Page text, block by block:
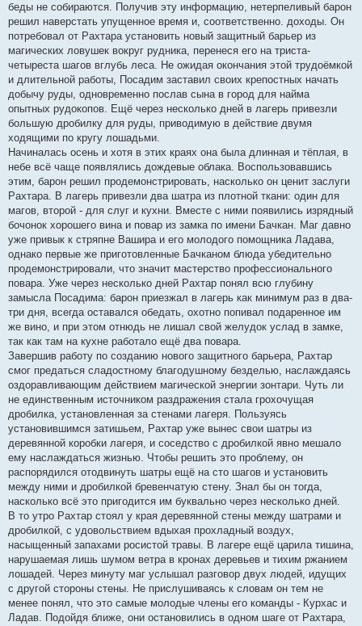
беды не собираются. Получив эту информацию, нетерпеливый барон
решил наверстать упущенное время и, соответственно. доходы. Он
потребовал от Рахтара установить новый защитный барьер из
магических ловушек вокруг рудника, перенеся его на триста-
четыреста шагов вглубь леса. Не ожидая окончания этой трудоёмкой
и длительной работы, Посадим заставил своих крепостных начать
добычу руды, одновременно послав сына в город для найма
опытных рудокопов. Ещё через несколько дней в лагерь привезли
большую дробилку для руды, приводимую в действие двумя
ходящими по кругу лошадьми.
Начиналась осень и хотя в этих краях она была длинная и тёплая, в
небе всё чаще появлялись дождевые облака. Воспользовавшись
этим, барон решил продемонстрировать, насколько он ценит заслуги
Рахтара. В лагерь привезли два шатра из плотной ткани: один для
магов, второй - для слуг и кухни. Вместе с ними появились изрядный
бочонок хорошего вина и повар из замка по имени Бачкан. Маг давно
уже привык к стряпне Вашира и его молодого помощника Ладава,
однако первые же приготовленные Бачканом блюда убедительно
продемонстрировали, что значит мастерство профессионального
повара. Уже через несколько дней Рахтар понял всю глубину
замысла Посадима: барон приезжал в лагерь как минимум раз в два-
три дня, всегда оставался обедать, охотно попивал подаренное им
же вино, и при этом отнюдь не лишал свой желудок услад в замке,
так как там на кухне работало ещё два повара.
Завершив работу по созданию нового защитного барьера, Рахтар
смог предаться сладостному благодушному безделью, наслаждаясь
оздоравливающим действием магической энергии зонтари. Чуть ли
не единственным источником раздражения стала грохочущая
дробилка, установленная за стенами лагеря. Пользуясь
установившимся затишьем, Рахтар уже вынес свои шатры из
деревянной коробки лагеря, и соседство с дробилкой явно мешало
ему наслаждаться жизнью. Чтобы решить это проблему, он
распорядился отодвинуть шатры ещё на сто шагов и установить
между ними и дробилкой бревенчатую стену. Знал бы он тогда,
насколько всё это пригодится им буквально через несколько дней.
В то утро Рахтар стоял у края деревянной стены между шатрами и
дробилкой, с удовольствием вдыхая прохладный воздух,
насыщенный запахами росистой травы. В лагере ещё царила тишина,
нарушаемая лишь шумом ветра в кронах деревьев и тихим ржанием
лошадей. Через минуту маг услышал разговор двух людей, идущих
с другой стороны стены. Не прислушиваясь к словам он тем не
менее понял, что это самые молодые члены его команды - Курхас и
Ладав. Подойдя ближе, они остановились в одном шаге от Рахтара,